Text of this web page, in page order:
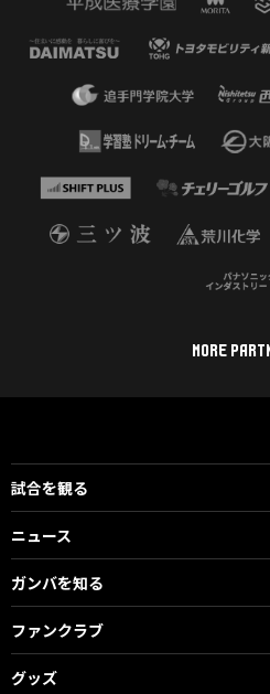
MORE
試合を観る
ニュース
ガンバを知る
ファンクラブ
グッズ